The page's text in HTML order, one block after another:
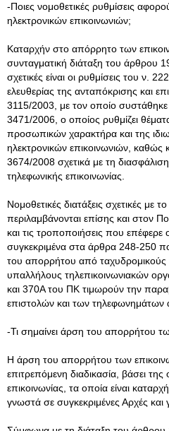
-Ποιες νομοθετικές ρυθμίσεις
ηλεκτρονικών επικοινωνιών;
Καταρχήν στο απόρρητο των
συνταγματική διάταξη του άρθρου
σχετικές είναι οι ρυθμίσεις του ν.
ελευθερίας της ανταπόκρισης και
3115/2003, με τον οποίο
3471/2006, ο οποίος ρυθμίζει
προσωπικών χαρακτήρα και της
ηλεκτρονικών επικοινωνιών, καθώς
3674/2008 σχετικά με τη
τηλεφωνικής επικοινωνίας.
Νομοθετικές διατάξεις σχετικές με
περιλαμβάνονται επίσης και στον
και τις τροποποιήσεις που
συγκεκριμένα στα άρθρα 248-250
του απορρήτου από
υπαλλήλους τηλεπικοινωνιακών
και 370Α του ΠΚ τιμωρούν την
επιστολών και των τηλεφωνημάτων
-Τι σημαίνει άρση του απορρήτου
Η άρση του απορρήτου των
επιτρεπόμενη διαδικασία, βάσει της
επικοινωνίας, τα οποία είναι
γνωστά σε συγκεκριμένες Αρχές και